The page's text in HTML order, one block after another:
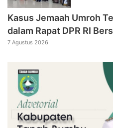
Kasus Jemaah Umroh
dalam Rapat DPR RI
7 Agustus 2026